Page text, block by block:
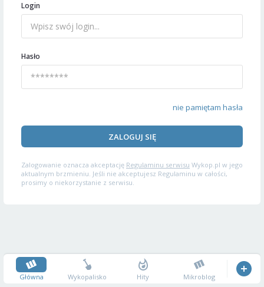
Login
Hasło
nie pamiętam hasła
ZALOGUJ SIĘ
Zalogowanie oznacza akceptację Regulaminu serwisu Wykop.pl w jego
aktualnym brzmieniu. Jeśli nie akceptujesz Regulaminu w całości,
prosimy o niekorzystanie z serwisu.
Główna Wykopalisko Hity Mikroblog